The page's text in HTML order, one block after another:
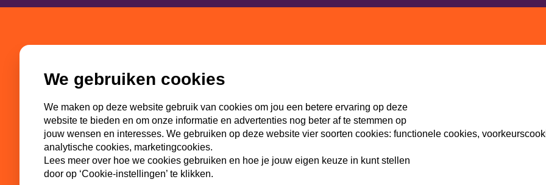
Bestuur
Geschiedenis
Commissies
WI-SGP
Lokaal
Sponsoren
We gebruiken cookies
We maken op deze website gebruik van cookies om jou een betere ervaring op deze
website te bieden en om onze informatie en advertenties nog beter af te stemmen op
jouw wensen en interesses. We gebruiken op deze website vier soorten cookies: functionele cookies,
analytische cookies, marketingcookies.
Lees meer over hoe we cookies gebruiken en hoe je jouw eigen keuze in kunt stellen
door op ‘Cookie-instellingen’ te klikken.